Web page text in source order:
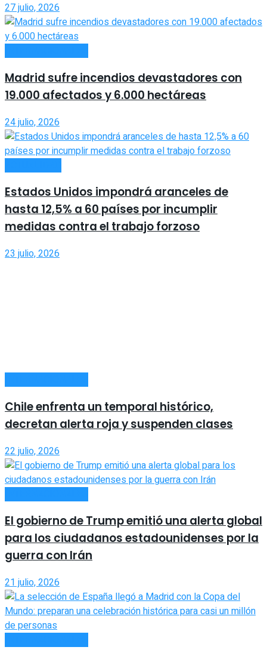
27 julio, 2026
Madrid sufre incendios devastadores con
19.000 afectados y 6.000 hectáreas
24 julio, 2026
Estados Unidos impondrá aranceles de
hasta 12,5% a 60 países por incumplir
medidas contra el trabajo forzoso
23 julio, 2026
Chile enfrenta un temporal histórico,
decretan alerta roja y suspenden clases
22 julio, 2026
El gobierno de Trump emitió una alerta global
para los ciudadanos estadounidenses por la
guerra con Irán
21 julio, 2026